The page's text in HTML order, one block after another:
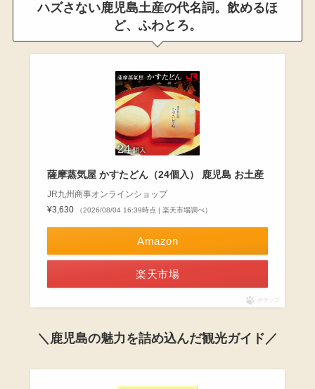
ハズさない鹿児島土産の代名詞。飲めるほ
ど、ふわとろ。
薩摩蒸気屋 かすたどん（24個入） 鹿児島 お土産
JR九州商事オンラインショップ
¥3,630
（2026/08/04 16:39時点 | 楽天市場調べ）
Amazon
楽天市場
ポチップ
＼鹿児島の魅力を詰め込んだ観光ガイド／